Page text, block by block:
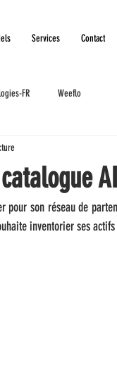
Services Contact
FR Weeflo
pour son réseau de
inventorier ses